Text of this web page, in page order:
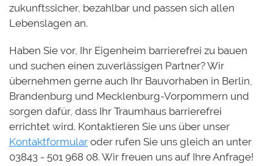
zukunftssicher, bezahlbar und passen sich allen
Lebenslagen an.
Haben Sie vor, Ihr Eigenheim barrierefrei zu bauen
und suchen einen zuverlässigen Partner? Wir
übernehmen gerne auch Ihr Bauvorhaben in Berlin,
Brandenburg und Mecklenburg-Vorpommern und
sorgen dafür, dass Ihr Traumhaus barrierefrei
errichtet wird. Kontaktieren Sie uns über unser
Kontaktformular oder rufen Sie uns gleich an unter
03843 - 501 968 08. Wir freuen uns auf Ihre Anfrage!